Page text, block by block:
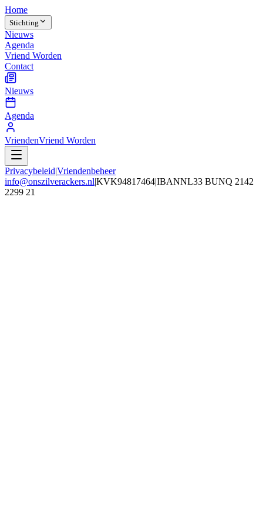
Home
Stichting
Nieuws
Agenda
Vriend Worden
Contact
Nieuws
Agenda
VriendenVriend Worden
Privacybeleid|Vriendenbeheer
info@onszilverackers.nl|KVK94817464|IBANNL33 BUNQ 2142
2299 21